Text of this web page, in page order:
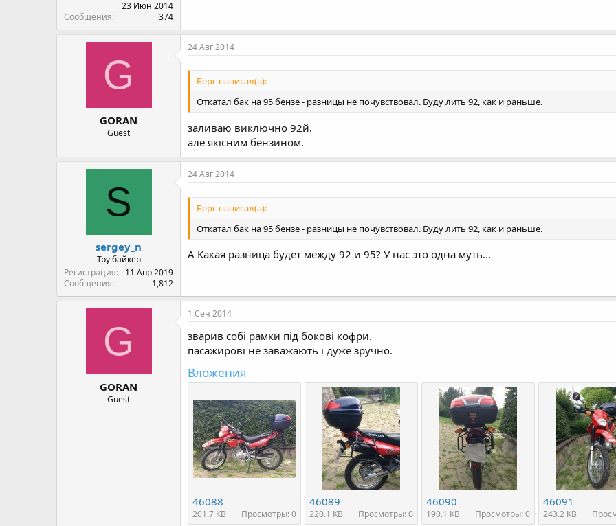
23 Июн 2014
Сообщения
374
G
GORAN
Guest
24 Авг 2014
Берс написал(а):
Откатал бак на 95 бензе - разницы не почувствовал. Буду лить 92, как и раньше.
заливаю виключно 92й.
але якісним бензином.
S
sergey_n
Тру байкер
Регистрация
11 Апр 2019
Сообщения
1,812
24 Авг 2014
Берс написал(а):
Откатал бак на 95 бензе - разницы не почувствовал. Буду лить 92, как и раньше.
А Какая разница будет между 92 и 95? У нас это одна муть...
G
GORAN
Guest
1 Сен 2014
зварив собі рамки під бокові кофри.
пасажирові не заважають і дуже зручно.
Вложения
46088
201.7 KB Просмотры: 0
46089
220.1 KB Просмотры: 0
46090
190.1 KB Просмотры: 0
46091
243.2 KB